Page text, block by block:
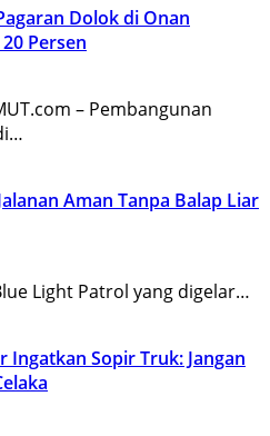
Dolok di Onan
Persen
– Pembangunan
Aman Tanpa Balap Liar
Light Patrol yang digelar…
Ingatkan Sopir Truk: Jangan